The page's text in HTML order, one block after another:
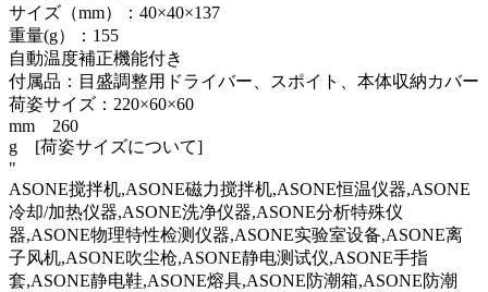
サイズ（mm）：40×40×137
重量(g）：155
自動温度補正機能付き
付属品：目盛調整用ドライバー、スポイト、本体収納カバー
荷姿サイズ：220×60×60
mm 260
g [荷姿サイズについて]
"
ASONE搅拌机,ASONE磁力搅拌机,ASONE恒温仪器,ASONE
冷却/加热仪器,ASONE洗净仪器,ASONE分析特殊仪
器,ASONE物理特性检测仪器,ASONE实验室设备,ASONE离
子风机,ASONE吹尘枪,ASONE静电测试仪,ASONE手指
套,ASONE静电鞋,ASONE熔具,ASONE防潮箱,ASONE防潮